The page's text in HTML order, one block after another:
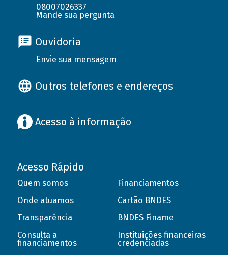
08007026337
Mande sua pergunta
Ouvidoria
Envie sua mensagem
Outros telefones e endereços
Acesso à informação
Acesso Rápido
Quem somos
Onde atuamos
Transparência
Consulta a
financiamentos
Financiamentos
Cartão BNDES
BNDES Finame
Instituições financeiras
credenciadas